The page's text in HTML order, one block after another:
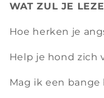
WAT ZUL JE
Hoe herken je
Help je hond zich
Mag ik een